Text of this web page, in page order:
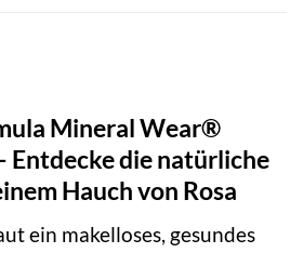
Mineral Wear®
Entdecke die natürliche
Hauch von Rosa
ein makelloses, gesundes